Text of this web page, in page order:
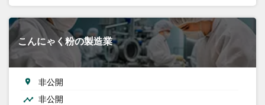
こんにゃく粉の製造業
非公開
非公開